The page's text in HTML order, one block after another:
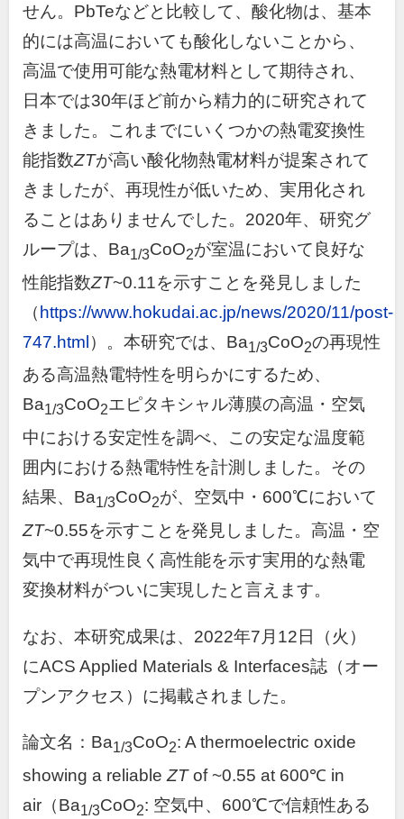
せん。PbTeなどと比較して、酸化物は、基本
的には高温においても酸化しないことから、
高温で使用可能な熱電材料として期待され、
日本では30年ほど前から精力的に研究されて
きました。これまでにいくつかの熱電変換性
能指数ZTが高い酸化物熱電材料が提案されて
きましたが、再現性が低いため、実用化され
ることはありませんでした。2020年、研究グ
ループは、Ba1/3CoO2が室温において良好な
性能指数ZT~0.11を示すことを発見しました
（https://www.hokudai.ac.jp/news/2020/11/post-
747.html）。本研究では、Ba1/3CoO2の再現性
ある高温熱電特性を明らかにするため、
Ba1/3CoO2エピタキシャル薄膜の高温・空気
中における安定性を調べ、この安定な温度範
囲内における熱電特性を計測しました。その
結果、Ba1/3CoO2が、空気中・600℃において
ZT~0.55を示すことを発見しました。高温・空
気中で再現性良く高性能を示す実用的な熱電
変換材料がついに実現したと言えます。
なお、本研究成果は、2022年7月12日（火）
にACS Applied Materials & Interfaces誌（オー
プンアクセス）に掲載されました。
論文名：Ba1/3CoO2: A thermoelectric oxide
showing a reliable ZTof ~0.55 at 600℃ in
air （Ba1/3CoO2: 空気中、 600℃で信頼性ある